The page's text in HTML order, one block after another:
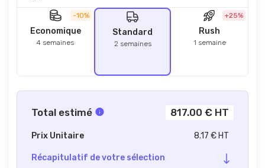
-10%
Economique
4 semaines
Standard
2 semaines
+25%
Rush
1 semaine
Total estimé 817.00 € HT
Prix Unitaire 8.17 € HT
Récapitulatif de votre sélection